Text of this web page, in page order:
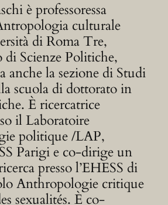
è professoressa
culturale
di Roma Tre,
Scienze Politiche,
anche la sezione di Studi
scuola di dottorato in
È ricercatrice
il Laboratoire
politique /LAP,
Parigi e co-dirige un
presso l’EHESS di
Anthropologie critique
sexualités. È co-